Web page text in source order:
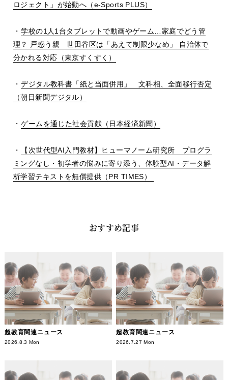
ロジェクト」が始動へ（e-Sports PLUS）
・学校の1 人 1 台タブレットで動画やゲーム
家庭でどう管
理？ 戸惑う親 世田谷区は「あえて制限少なめ」 自治体で
分かれる対応（東京すくすく）
・デジタル教科書「紙と当面併用」 文科相、全面移行否定
（朝日新聞デジタル）
・ゲームを通じた社会貢献（日本経済新聞）
・ 【次世代型AI 入門教材】ヒューマノーム研究所 プログラ
ミングなし・初学者の悩みに寄り添う、体験型AI ・データ解
析学習テキストを無償提供（PR TIMES）
おすすめ記事
超教育関連ニュース
2026.8.3 Mon
超教育関連ニュース
2026.7.27 Mon